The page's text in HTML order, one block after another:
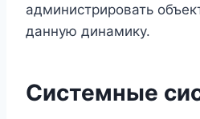
администрировать
данную динамику.
Системные